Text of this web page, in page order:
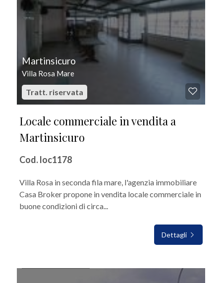
Martinsicuro
Villa Rosa Mare
Tratt. riservata
Locale commerciale in vendita a
Martinsicuro
Cod. loc1178
Villa Rosa in seconda fila mare, l'agenzia immobiliare
Casa Broker propone in vendita locale commerciale in
buone condizioni di circa...
Dettagli